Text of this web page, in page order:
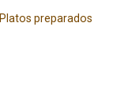
Platos preparados